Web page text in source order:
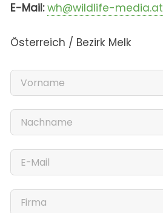
E-Mail: wh@wildlife-media.at
Österreich / Bezirk Melk